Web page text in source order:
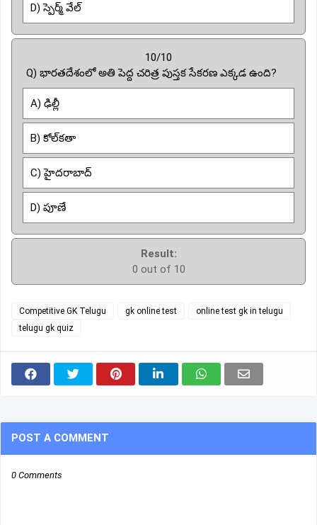
D) స్పెర్మ్ వేల్
10/10
Q) భారతదేశంలో అతి పెద్ద చరిత్ర పుస్తక సేకరణ ఎక్కడ ఉంది?
A) ఢిల్లీ
B) కోల్‌కతా
C) హైదరాబాద్
D) పూణే
Result:
0 out of 10
Competitive GK Telugu gk online test
online test gk in telugu
telugu gk quiz
POST A COMMENT
0 Comments